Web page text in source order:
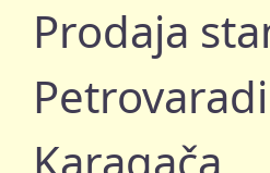
Prodaja